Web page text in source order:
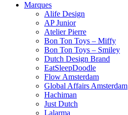
Marques
Alife Design
AP Junior
Atelier Pierre
Bon Ton Toys – Miffy
Bon Ton Toys – Smiley
Dutch Design Brand
EatSleepDoodle
Flow Amsterdam
Global Affairs Amsterdam
Hachiman
Just Dutch
Lalarma